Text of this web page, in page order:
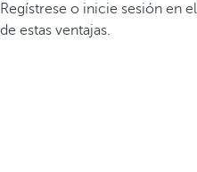
Regístrese o inicie sesión en
de estas ventajas.